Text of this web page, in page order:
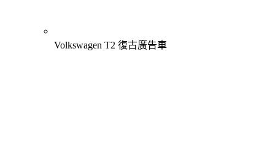
Volkswagen T2 復古廣告車